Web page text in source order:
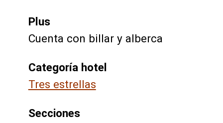
Plus
Cuenta con billar y alberca
Categoría hotel
Tres estrellas
Secciones